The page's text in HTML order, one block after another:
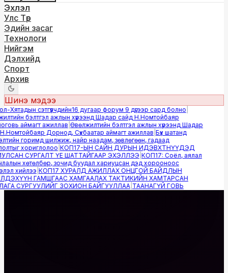
Эхлэл
Улс Төр
Эдийн засаг
Технологи
Нийгэм
Дэлхийд
Спорт
Архив
Шинэ мэдээ
сэтгүүлчдийн16 дугаар форум 9 дүгээр сард болно|
бэлтгэл ажлын хүрээнд Шадар сайд Н.Номтойбаяр
аймагт ажиллав|Өвөлжилтийн бэлтгэл ажлын хүрээнд Шадар
Дорнод, Сүхбаатар аймагт ажиллав|Бүх шатанд
горимд шилжиж, найр наадам, зөвлөгөөн, гадаад
хориглолоо|КОП17-ЫН САЙН ДУРЫН ИДЭВХТНҮҮДЭД
СУРГАЛТ ҮЕ ШАТТАЙГААР ЭХЭЛЛЭЭ|КОП17: Соёл, аялал
хөтөлбөр, зочид буудал хариуцсан дэд хорооноос
хийлээ|КОП17 ХУРАЛД АЖИЛЛАХ ОНЦГОЙ БАЙДЛЫН
ГАМШГААС ХАМГААЛАХ ТАКТИКИЙН ХАМТАРСАН
СУРГУУЛИЙГ ЗОХИОН БАЙГУУЛЛАА|ТААНАГҮЙ ГОВЬ